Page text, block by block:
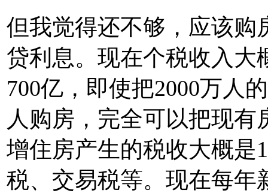
但我觉得还不够，应该购
贷利息。现在个税收入大
700亿，即使把2000万人
人购房，完全可以把现有
增住房产生的税收大概是
税、交易税等。现在每年